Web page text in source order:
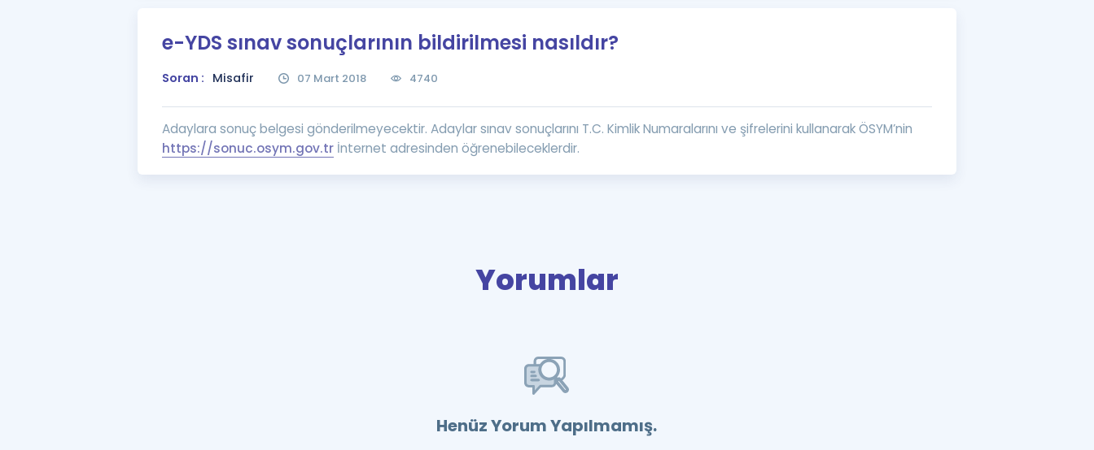
İngilizce Gramer
e-YDS sınav sonuçlarının bildirilmesi nasıldır?
Soran : Misafir 07 Mart 2018 4740
Adaylara sonuç belgesi gönderilmeyecektir. Adaylar sınav sonuçlarını T.C. Kimlik Numaralarını ve şifrelerini kullanarak ÖSYM’nin
https://sonuc.osym.gov.trİnternet adresinden öğrenebileceklerdir.
Yorumlar
Henüz Yorum Yapılmamış.